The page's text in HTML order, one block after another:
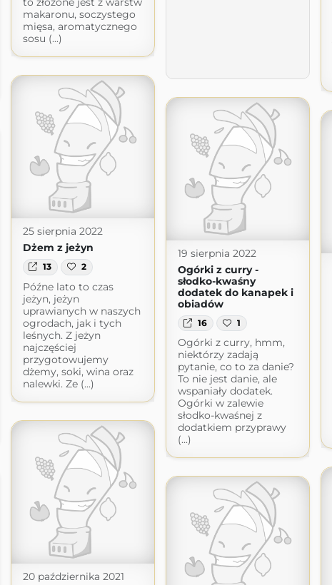
makaronu, soczystego
mięsa, aromatycznego
sosu (...)
25 sierpnia 2022
Dżem z jeżyn
13 2
Późne lato to czas
jeżyn, jeżyn
uprawianych w naszych
ogrodach, jak i tych
leśnych. Z jeżyn
najczęściej
przygotowujemy
dżemy, soki, wina oraz
nalewki. Ze (...)
19 sierpnia 2022
Ogórki z curry -
słodko-kwaśny
dodatek do kanapek i
obiadów
16 1
Ogórki z curry, hmm,
niektórzy zadają
pytanie, co to za danie?
To nie jest danie, ale
wspaniały dodatek.
Ogórki w zalewie
słodko-kwaśnej z
dodatkiem przyprawy
(...)
20 października 2021